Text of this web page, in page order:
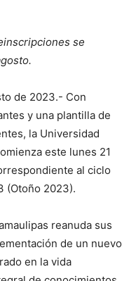
se
de 2023.- Con
y una plantilla de
la Universidad
este lunes 21
al ciclo
(Otoño 2023).
reanuda sus
de un nuevo
en la vida